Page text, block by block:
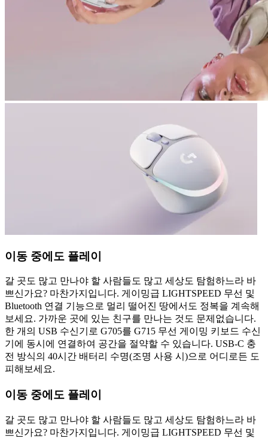
이동 중에도 플레이
갈 곳도 많고 만나야 할 사람들도 많고 세상도 탐험하느라 바
쁘신가요? 마찬가지입니다. 게이밍급 LIGHTSPEED 무선 및
Bluetooth 연결 기능으로 멀리 떨어진 땅에서도 정복을 계속해
보세요. 가까운 곳에 있는 친구를 만나는 것도 문제없습니다.
한 개의 USB 수신기로 G705를 G715 무선 게이밍 키보드 수신
기에 동시에 연결하여 공간을 절약할 수 있습니다. USB-C 충
전 방식의 40시간 배터리 수명(조명 사용 시)으로 어디로든 도
피해보세요.
이동 중에도 플레이
갈 곳도 많고 만나야 할 사람들도 많고 세상도 탐험하느라 바
쁘신가요? 마찬가지입니다. 게이밍급 LIGHTSPEED 무선 및